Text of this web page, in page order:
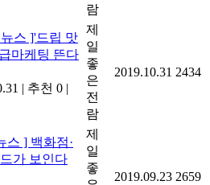
람
스 ]'드립 맛
마케팅 뜬다
| 추천 0 |
제
일
좋
은
전
람
2019.10.31 2434
스 ] 백화점·
가 보인다
제
일
좋
2019.09.23 2659